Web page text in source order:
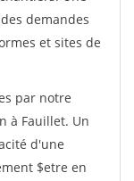
demandes
et sites de
par notre
à Fauillet. Un
d'une
$etre en